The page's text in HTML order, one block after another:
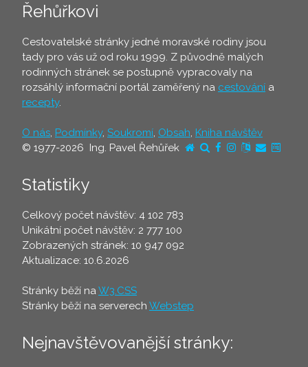
Řehůřkovi
Cestovatelské stránky jedné moravské rodiny jsou
tady pro vás už od roku 1999. Z původně malých
rodinných stránek se postupně vypracovaly na
rozsáhlý informační portál zaměřený na cestování a
recepty.
O nás, Podmínky, Soukromí, Obsah, Kniha návštěv
© 1977-2026 Ing. Pavel Řehůřek
Statistiky
Celkový počet návštěv: 4 102 783
Unikátní počet návštěv: 2 777 100
Zobrazených stránek: 10 947 092
Aktualizace: 10.6.2026
Stránky běží naW3.CSS
Stránky běží na serverech Webstep
Nejnavštěvovanější stránky: